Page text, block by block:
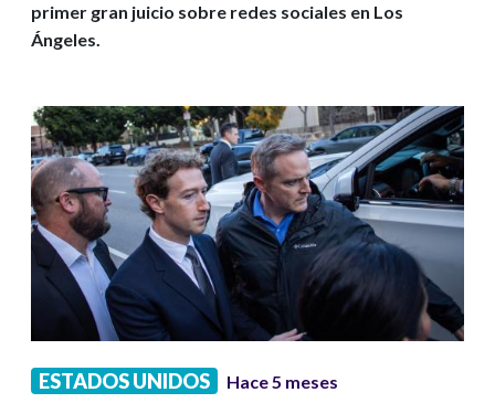
primer gran juicio sobre redes sociales en Los
Ángeles.
ESTADOS UNIDOS Hace 5 meses